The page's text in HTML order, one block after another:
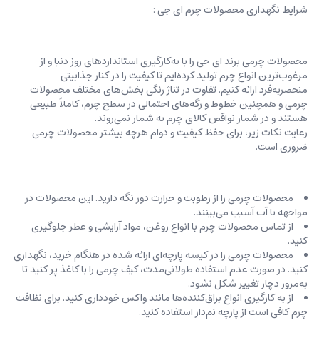
شرایط نگهداری محصولات چرم ای جی :
محصولات چرمی برند ای جی را با به‌کارگیری استانداردهای روز دنیا و از
مرغوب‌ترین انواع چرم تولید کرده‌ایم تا کیفیت را در کنار جذابیتی
منحصربه‌فرد ارائه کنیم. تفاوت در تناژ رنگی بخش‌های مختلف محصولات
چرمی و همچنین خطوط و رگه‌‌های احتمالی در سطح چرم، کاملاً طبیعی
هستند و در شمار نواقص کالای چرم به شمار نمی‌روند.
رعایت نکات زیر، برای حفظ کیفیت و دوام هرچه بیشتر محصولات چرمی
ضروری است.
محصولات چرمی را از رطوبت و حرارت دور نگه دارید. این محصولات در
مواجهه با آب آسیب می‌بینند.
از تماس محصولات چرم با انواع روغن‌، مواد آرایشی و عطر جلوگیری
کنید.
محصولات چرمی را در کیسه‌ پارچه‌ای ارائه شده در هنگام خرید، ‌نگهداری
کنید. در صورت عدم استفاده طولانی‌مدت، کیف‌ چرمی را با کاغذ پر کنید تا
به‌مرور دچار تغییر شکل نشود.
از به کارگیری انواع براق‌کننده‌ها مانند واکس خودداری کنید. برای نظافت
چرم کافی است از پارچه‌ نم‌دار استفاده کنید.